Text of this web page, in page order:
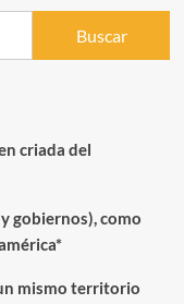
criada del
gobiernos), como
mismo territorio